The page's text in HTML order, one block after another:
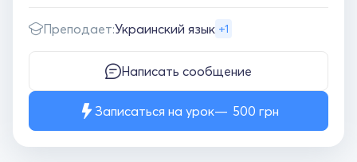
Преподает:Украинский язык +1
Написать сообщение
Записаться на урок 500 грн